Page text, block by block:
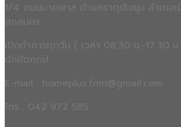
1/4 ถนนบายพาส ตำบลธาตุเชิงชุม อำเภอเ
เปิดทำการทุกวัน ( เวลา 08:30 น.-17.30 น
E-mail : homeplus.fnm@gmail.com
โทร : 042 972 585